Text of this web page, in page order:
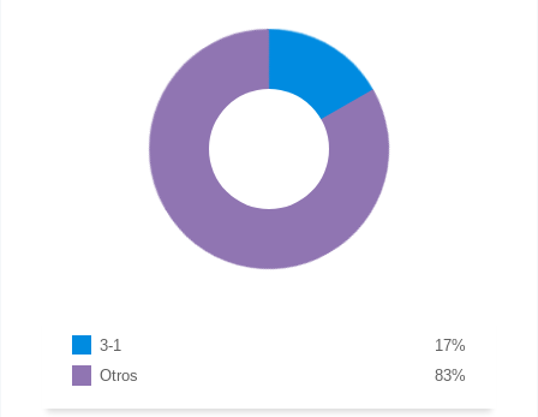
3-1 %
17
Otros
%
83